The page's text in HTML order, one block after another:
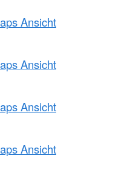
Ansicht
Ansicht
Ansicht
Ansicht